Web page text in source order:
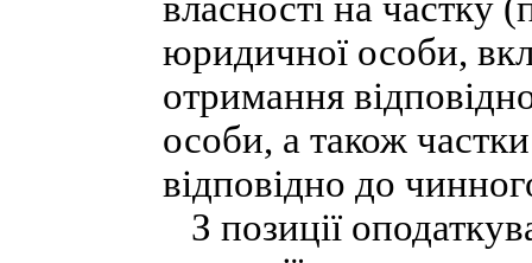
юридичної особи,
отримання
особи, а також частки
відповідно до
З позиції